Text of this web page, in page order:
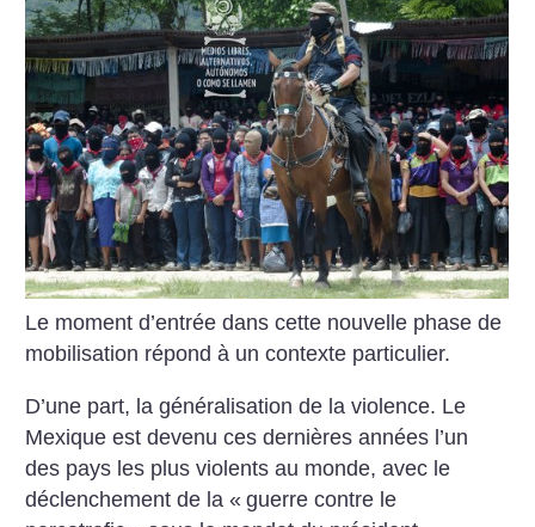
Le moment d’entrée dans cette nouvelle phase de
mobilisation répond à un contexte particulier.
D’une part, la généralisation de la violence. Le
Mexique est devenu ces dernières années l’un
des pays les plus violents au monde, avec le
déclenchement de la « guerre contre le